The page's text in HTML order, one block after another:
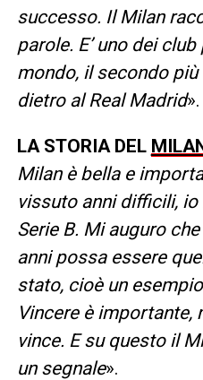
successo. Il Milan
parole. E’ uno dei
mondo, il secondo
dietro al Real Madrid».
LA STORIA DEL
Milan è bella e
vissuto anni difficili,
Serie B. Mi auguro
anni possa essere
stato, cioè un
Vincere è importante,
vince. E su questo il
un segnale».